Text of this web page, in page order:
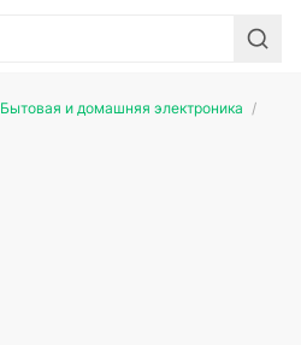
Бытовая и домашняя электроника